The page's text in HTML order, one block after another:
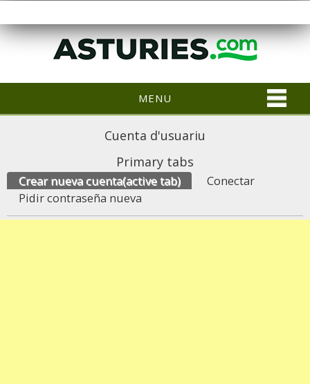
MENU
Cuenta d'usuariu
Primary tabs
Crear nueva cuenta(active tab)
Conectar
Pidir contraseña nueva